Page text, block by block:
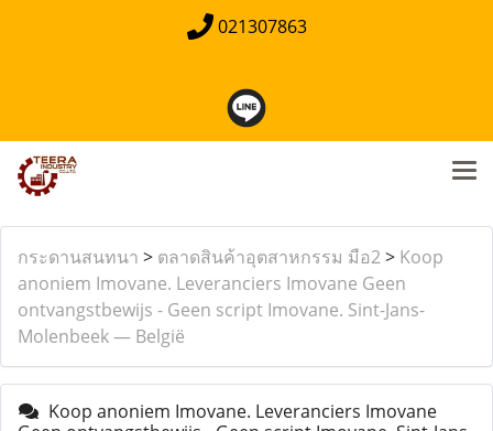
021307863
กระดานสนทนา > ตลาดสินค้าอุตสาหกรรม มือ2> Koop
anoniem Imovane. Leveranciers Imovane Geen
ontvangstbewijs - Geen script Imovane. Sint-Jans-
Molenbeek — België
Koop anoniem Imovane. Leveranciers Imovane